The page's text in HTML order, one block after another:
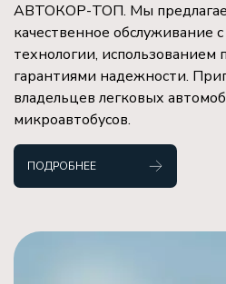
АВТОКОР-ТОП. Мы
качественное обслуживание
технологии, использованием
гарантиями надежности.
владельцев легковых
микроавтобусов.
ПОДРОБНЕЕ